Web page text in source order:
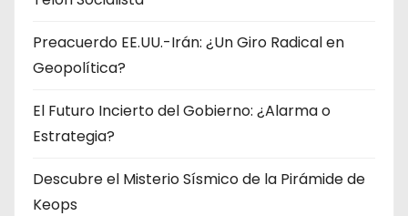
Preacuerdo EE.UU.-Irán: ¿Un Giro Radical en
Geopolítica?
El Futuro Incierto del Gobierno: ¿Alarma o
Estrategia?
Descubre el Misterio Sísmico de la Pirámide de
Keops